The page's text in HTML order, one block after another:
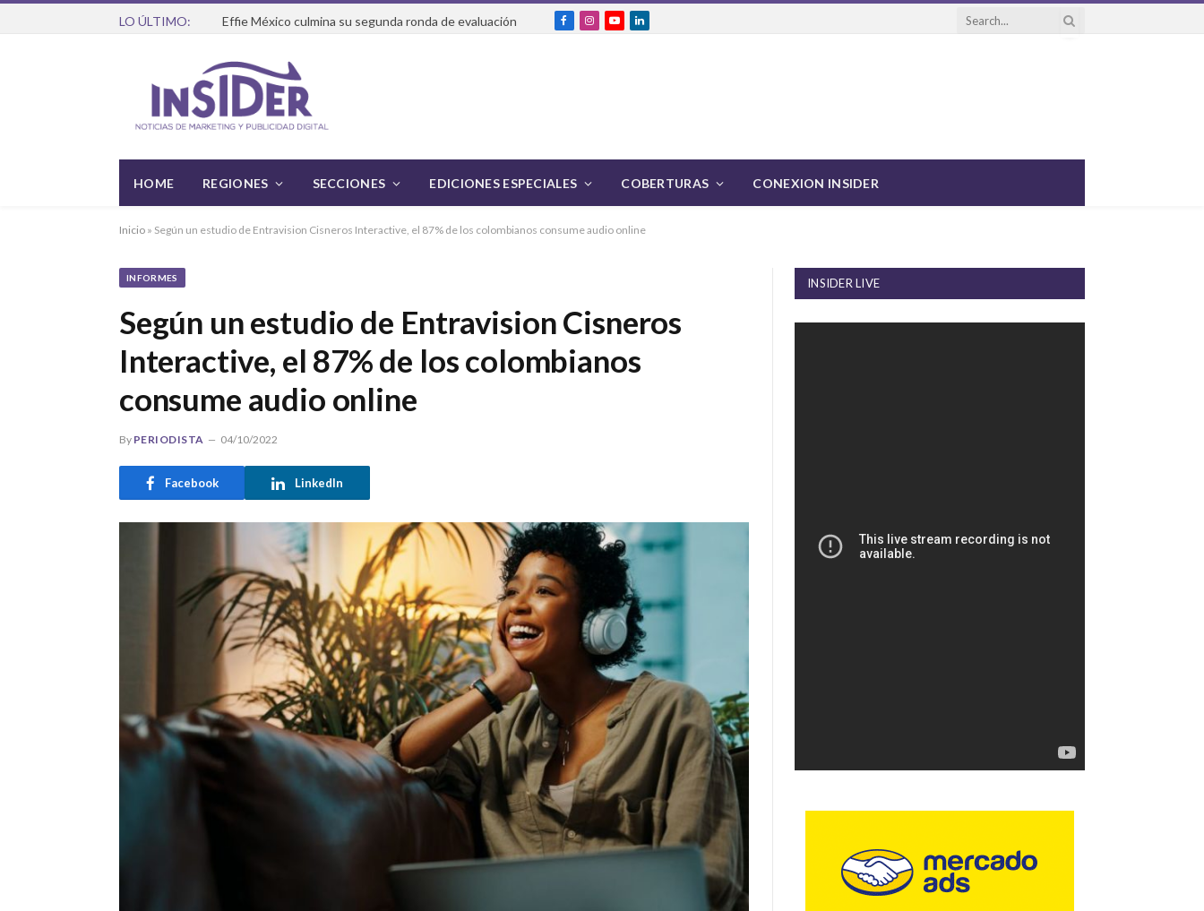
LO ÚLTIMO: Effie México culmina su segunda ronda de evaluación
FacebookInstagram
YouTubeLinkedIn
HOME REGIONES SECCIONES EDICIONES ESPECIALES COBERTURAS CONEXION INSIDER
Inicio » Según un estudio de Entravision Cisneros Interactive, el 87% de los colombianos consume audio online
INFORMES
Según un estudio de Entravision Cisneros
Interactive, el 87% de los colombianos
consume audio online
By PERIODISTA 04/10/2022
Facebook LinkedIn
INSIDER LIVE